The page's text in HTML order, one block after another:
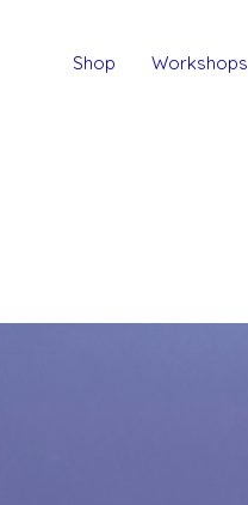
Shop Workshops